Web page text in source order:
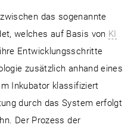
das sogenannte
welches auf Basis von KI
Entwicklungsschritte
zusätzlich anhand eines
Inkubator klassifiziert
durch das System erfolgt
Der Prozess der